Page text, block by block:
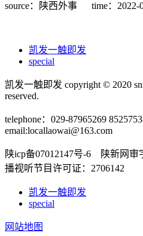
source：陕西外事 time：2022-
凯发一触即发
special
凯发一触即发 copyright © 2020
reserved.
telephone：029-87965269
email:locallaowai@163.com
陕icp备07012147号-6 陕新网
播视听节目许可证：2706142
凯发一触即发
special
网站地图